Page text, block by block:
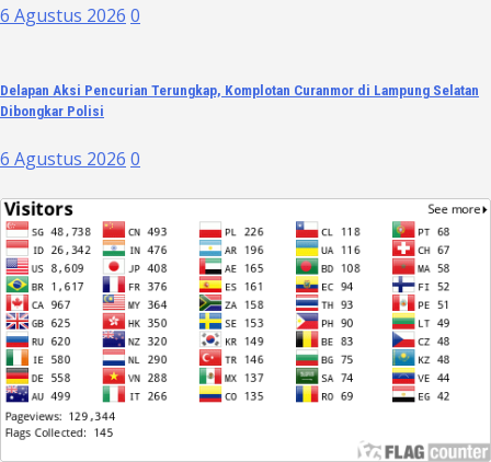
6 Agustus 2026 0
Delapan Aksi Pencurian Terungkap, Komplotan Curanmor di Lampung Selatan
Dibongkar Polisi
6 Agustus 2026 0